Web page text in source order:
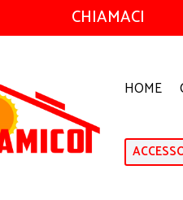
CHIAMACI
HOME